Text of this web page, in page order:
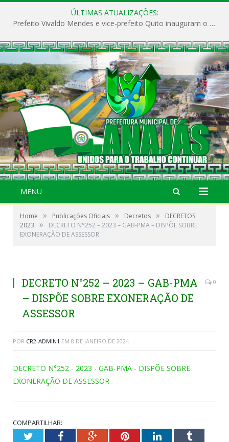
ÚLTIMAS ATUALIZAÇÕES:
Prefeito Vivaldo Mendes e vice-prefeito Quito inauguram o CAPS e fortalecem a saúde pública em Anajás.
MENU
Home » Publicações Oficiais » Decretos »
DECRETOS
2023
»
DECRETO N°252 – 2023 – GAB-PMA – DISPÕE SOBRE
EXONERAÇÃO DE ASSESSOR
DECRETO N°252 – 2023 – GAB-PMA
– DISPÕE SOBRE EXONERAÇÃO DE
ASSESSOR
0
POR CR2-ADMIN1 EM 8 DE JANEIRO DE 2024
DECRETO N°252 - 2023 - GAB-PMA - DISPÕE SOBRE
EXONERAÇÃO DE ASSESSOR
COMPARTILHAR:
TwitterFacebookGoogle+PinterestLinkedInTumblr